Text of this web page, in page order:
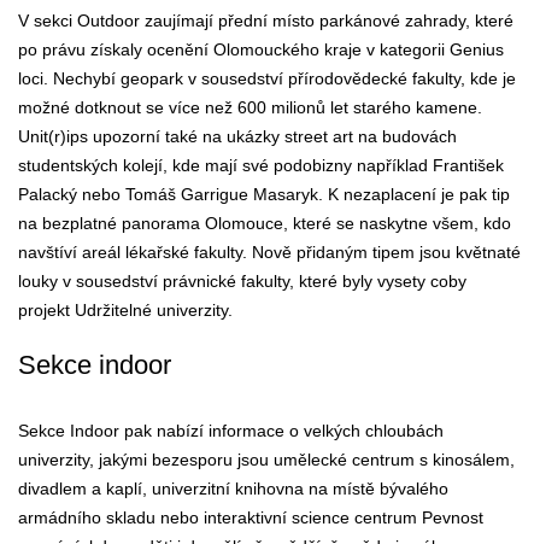
V sekci Outdoor zaujímají přední místo parkánové zahrady, které
po právu získaly ocenění Olomouckého kraje v kategorii Genius
loci. Nechybí geopark v sousedství přírodovědecké fakulty, kde je
možné dotknout se více než 600 milionů let starého kamene.
Unit(r)ips upozorní také na ukázky street art na budovách
studentských kolejí, kde mají své podobizny například František
Palacký nebo Tomáš Garrigue Masaryk. K nezaplacení je pak tip
na bezplatné panorama Olomouce, které se naskytne všem, kdo
navštíví areál lékařské fakulty. Nově přidaným tipem jsou květnaté
louky v sousedství právnické fakulty, které byly vysety coby
projekt Udržitelné univerzity.
Sekce indoor
Sekce Indoor pak nabízí informace o velkých chloubách
univerzity, jakými bezesporu jsou umělecké centrum s kinosálem,
divadlem a kaplí, univerzitní knihovna na místě bývalého
armádního skladu nebo interaktivní science centrum Pevnost